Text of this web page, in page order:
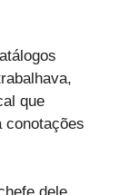
que
conotações